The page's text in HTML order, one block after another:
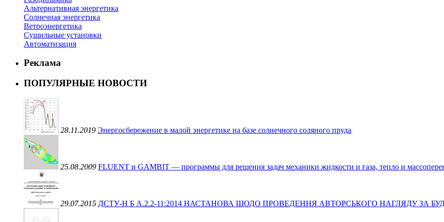
Альтернативная энергетика
Солнечная энергетика
Ветроэнергетика
Сушильные установки
Автоматизация
Реклама
ПОПУЛЯРНЫЕ НОВОСТИ
28.11.2019 Энергосбережение в малой энергетике на базе солнечного соляного пруда
25.08.2009 FLUENT и GAMBIT — программы для решения задач механики жидкости и газа, тепло и
29.07.2015 ДСТУ-Н Б А.2.2-11:2014 НАСТАНОВА ЩОДО ПРОВЕДЕННЯ АВТОРСЬКОГО НАГЛЯДУ ЗА